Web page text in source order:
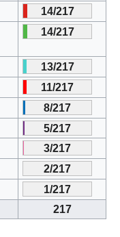
14/217
14/217
13/217
11/217
8/217
5/217
3/217
2/217
1/217
217